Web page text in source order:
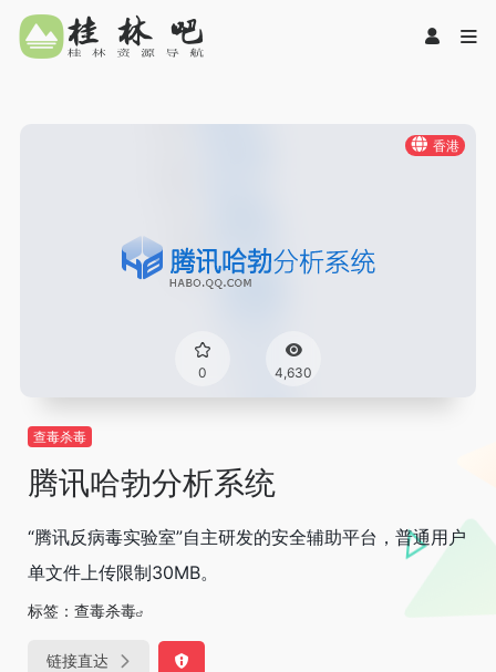
香港
0 4,630
查毒杀毒
腾讯哈勃分析系统
“腾讯反病毒实验室”自主研发的安全辅助平台，普通用户
单文件上传限制30MB。
标签： 查毒杀毒
链接直达